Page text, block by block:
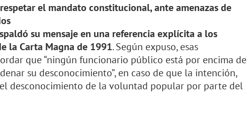
el mandato constitucional, ante amenazas de
su mensaje en una referencia explícita a los
la Carta Magna de 1991. Según expuso, esas
que “ningún funcionario público está por encima de
su desconocimiento”, en caso de que la intención,
desconocimiento de la voluntad popular por parte del